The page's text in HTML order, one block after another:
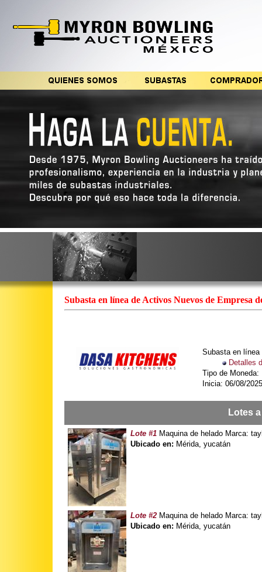
Subasta en línea de Activos Nuevos de Empresa
Subasta en
Detalles
Tipo de Moneda:
Inicia: 06/08/
Lotes
Lote #1 Maquina de helado Marca:
Ubicado en: Mérida, yucatán
Lote #2 Maquina de helado Marca:
Ubicado en: Mérida, yucatán